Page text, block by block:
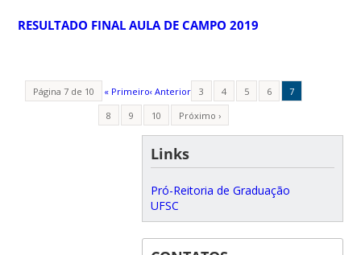
RESULTADO FINAL AULA DE CAMPO 2019
Página 7 de 10 « Primeiro‹ Anterior 3 4 5 6
7
8
9 10 Próximo ›
Links
Pró-Reitoria de Graduação
UFSC